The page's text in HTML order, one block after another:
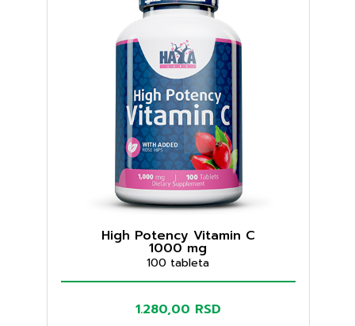
High Potency Vitamin C
1000 mg
100 tableta
1.280,00 RSD